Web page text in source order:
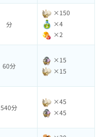
分
×150
×4
×2
60分
×15
×15
540分
×45
×45